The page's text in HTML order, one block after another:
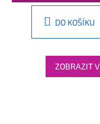
DO KOŠÍKU
ZOBRAZIT